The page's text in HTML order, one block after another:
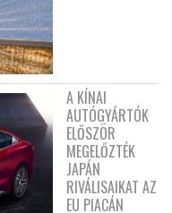
A KÍNAI
AUTÓGYÁRTÓK
ELŐSZÖR
MEGELŐZTÉK
JAPÁN
RIVÁLISAIKAT AZ
EU PIACÁN